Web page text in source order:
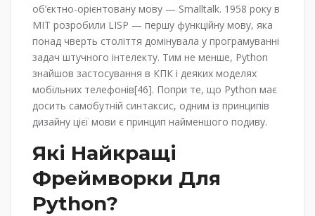
об’єктно-орієнтовану мову — Smalltalk. 1958 року в
MIT розробили LISP — першу функційну мову, яка
понад чверть століття домінувала у програмуванні
задач штучного інтелекту. Тим не менше, Python
знайшов застосування в КПК і деяких моделях
мобільних телефонів[46]. Попри те, що Python має
досить самобутній синтаксис, одним із принципів
дизайну цієї мови є принцип найменшого подиву.
Які Найкращі
Фреймворки Для
Python?